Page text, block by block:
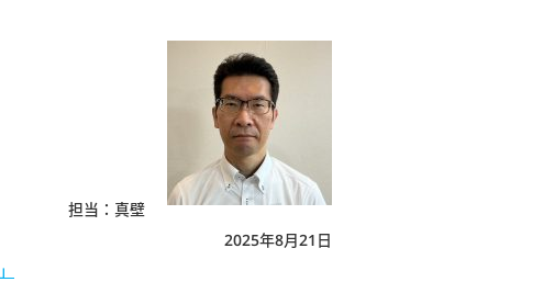
担当：真壁
2025年8月21日